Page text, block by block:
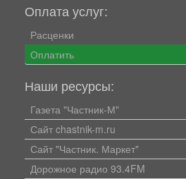
Оплата услуг:
Расценки
Оплатить
Наши ресурсы:
Газета "Частник-М"
Сайт chastnik-m.ru
Сайт "Частник. Маркет"
Дорожное радио 93.4FM